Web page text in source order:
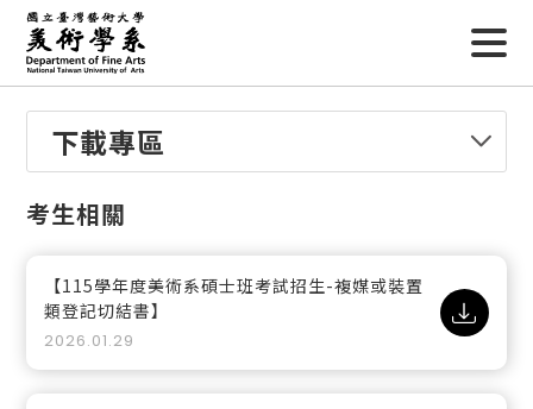
下載專區
考生相關
【115學年度美術系碩士班考試招生-複媒或裝置
類登記切結書】
2026.01.29